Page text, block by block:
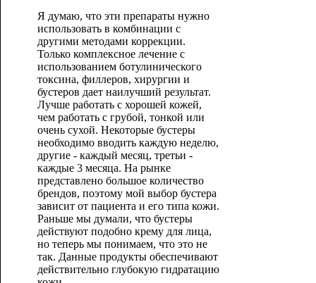
Я думаю, что эти препараты нужно
использовать в комбинации с
другими методами коррекции.
Только комплексное лечение с
использованием ботулинического
токсина, филлеров, хирургии и
бустеров дает наилучший результат.
Лучше работать с хорошей кожей,
чем работать с грубой, тонкой или
очень сухой. Некоторые бустеры
необходимо вводить каждую неделю,
другие - каждый месяц, третьи -
каждые 3 месяца. На рынке
представлено большое количество
брендов, поэтому мой выбор бустера
зависит от пациента и его типа кожи.
Раньше мы думали, что бустеры
действуют подобно крему для лица,
но теперь мы понимаем, что это не
так. Данные продукты обеспечивают
действительно глубокую гидратацию